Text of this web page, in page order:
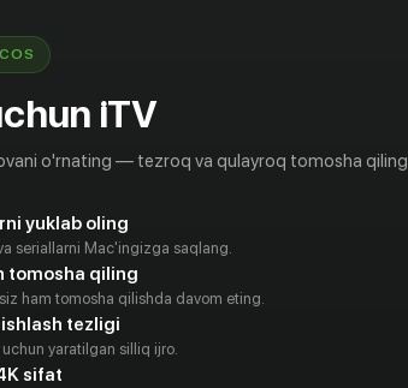
и
iTV
o'rnating — tezroq va qulayroq tomosha qiling.
yuklab oling
seriallarni Mac'ingizga saqlang.
tomosha qiling
ham tomosha qilishda davom eting.
ishlash tezligi
yaratilgan silliq ijro.
sifat